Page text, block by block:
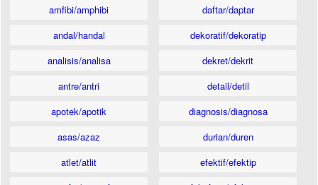
amfibi/amphibi
andal/handal
analisis/analisa
antre/antri
apotek/apotik
asas/azaz
atlet/atlit
daftar/daptar
dekoratif/dekoratip
dekret/dekrit
detail/detil
diagnosis/diagnosa
durian/duren
efektif/efektip